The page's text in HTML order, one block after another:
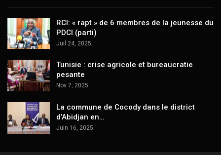
RCI: « rapt » de 6 membres de la jeunesse du
PDCI (parti)
Juil 24, 2025
Tunisie : crise agricole et bureaucratie
pesante
Nov 7, 2025
La commune de Cocody dans le district
d’Abidjan en…
Juin 16, 2025